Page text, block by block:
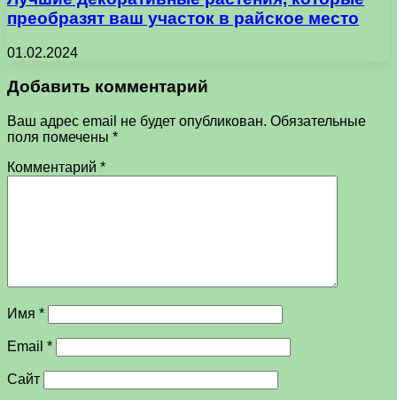
преобразят ваш участок в райское место
01.02.2024
Добавить комментарий
Ваш адрес email не будет опубликован. Обязательные
поля помечены *
Комментарий *
Имя *
Email *
Сайт